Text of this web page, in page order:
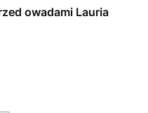
owadami Lauria